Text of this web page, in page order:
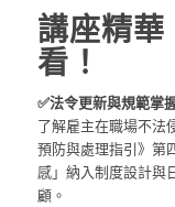
講座精
看！
✅法令更新與規範掌
了解雇主在職場不法
預防與處理指引》第
感」納入制度設計與
顧。